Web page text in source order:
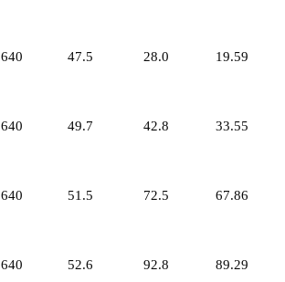
640 47.5 28.0 19.59
640 49.7 42.8 33.55
640 51.5 72.5 67.86
640 52.6 92.8 89.29